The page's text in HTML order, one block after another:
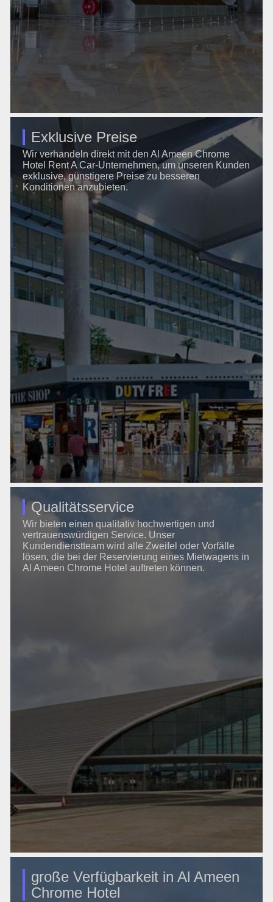
Exklusive Preise
Wir verhandeln direkt mit den Al Ameen Chrome
Hotel Rent A Car-Unternehmen, um unseren Kunden
exklusive, günstigere Preise zu besseren
Konditionen anzubieten.
Qualitätsservice
Wir bieten einen qualitativ hochwertigen und
vertrauenswürdigen Service. Unser
Kundendienstteam wird alle Zweifel oder Vorfälle
lösen, die bei der Reservierung eines Mietwagens in
Al Ameen Chrome Hotel auftreten können.
große Verfügbarkeit in Al Ameen
Chrome Hotel